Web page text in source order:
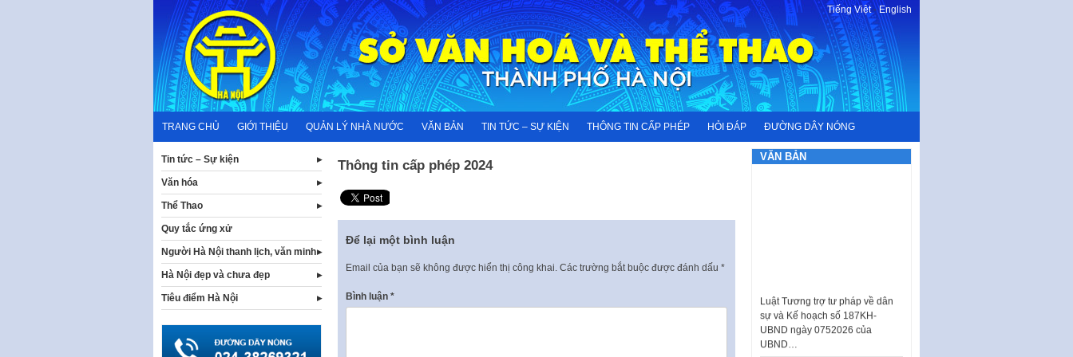
content
Tiếng Việt-English
TRANG CHỦ GIỚI THIỆU QUẢN LÝ NHÀ NƯỚC VĂN BẢN TIN TỨC – SỰ KIỆN THÔNG TIN CẤP PHÉP HỎI ĐÁP ĐƯỜNG DÂY NÓNG
Thông tin cấp phép 2024
Để lại một bình luận
Email của bạn sẽ không được hiển thị công khai. Các trường bắt buộc được đánh dấu *
Bình luận *
Tin tức – Sự kiện
Văn hóa
Thể Thao
Quy tắc ứng xử
Người Hà Nội thanh lịch, văn minh
Hà Nội đẹp và chưa đẹp
Tiêu điểm Hà Nội
VĂN BẢN
sự và Kế hoạch số 187KH-
UBND ngày 0752026 của
UBND…